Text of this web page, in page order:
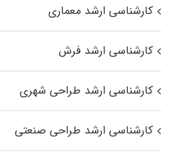
کارشناسی ارشد معماری
کارشناسی ارشد فرش
کارشناسی ارشد طراحی شهری
کارشناسی ارشد طراحی صنعتی